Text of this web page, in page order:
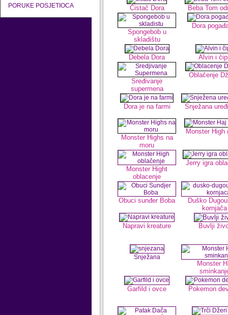
PORUKE POSJETIOCA
Čistač Dora Beba Tom
Spongebob u
skladištu
Dora
Debela Dora Alvin i
Sređivanje
supermena
Oblačenje
Dora je na farmi Snježana
Monster Highs na
moru
Monster High
Monster Hight
oblacenje
Jerry igra
Obuci sunđer Boba
Duško
kornjača
Napravi kreature Buvlji
Snježana
Monster
Garfild i ovce Pokemon